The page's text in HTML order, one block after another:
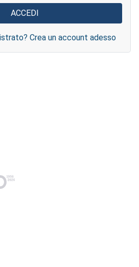
Crea un account adesso